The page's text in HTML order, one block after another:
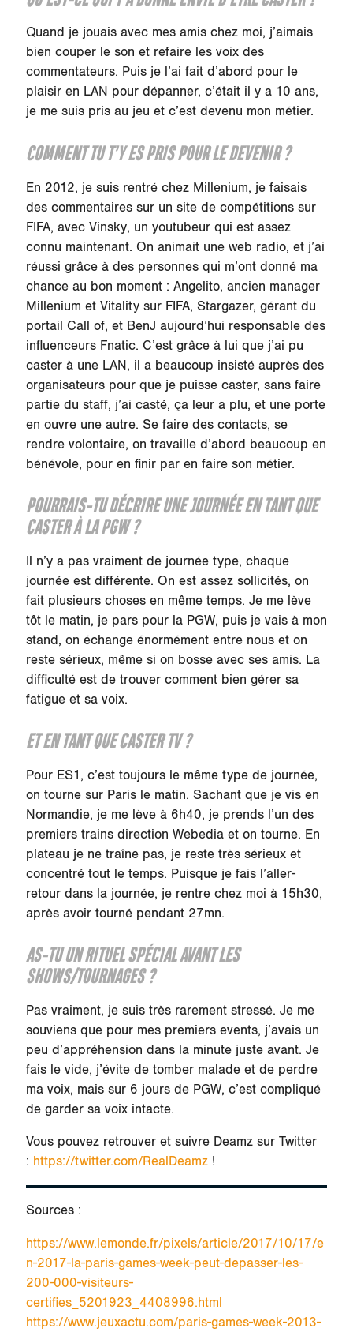
Quand je jouais avec mes amis chez moi, j’aimais
bien couper le son et refaire les voix des
commentateurs. Puis je l’ai fait d’abord pour le
plaisir en LAN pour dépanner, c’était il y a 10 ans,
je me suis pris au jeu et c’est devenu mon métier.
COMMENT TU T’Y ES PRIS POUR LE DEVENIR ?
En 2012, je suis rentré chez Millenium, je faisais
des commentaires sur un site de compétitions sur
FIFA, avec Vinsky, un youtubeur qui est assez
connu maintenant. On animait une web radio, et j’ai
réussi grâce à des personnes qui m’ont donné ma
chance au bon moment : Angelito, ancien manager
Millenium et Vitality sur FIFA, Stargazer, gérant du
portail Call of, et BenJ aujourd’hui responsable des
influenceurs Fnatic. C’est grâce à lui que j’ai pu
caster à une LAN, il a beaucoup insisté auprès des
organisateurs pour que je puisse caster, sans faire
partie du staff, j’ai casté, ça leur a plu, et une porte
en ouvre une autre. Se faire des contacts, se
rendre volontaire, on travaille d’abord beaucoup en
bénévole, pour en finir par en faire son métier.
POURRAIS-TU DÉCRIRE UNE JOURNÉE EN TANT QUE
CASTER À LA PGW ?
Il n’y a pas vraiment de journée type, chaque
journée est différente. On est assez sollicités, on
fait plusieurs choses en même temps. Je me lève
tôt le matin, je pars pour la PGW, puis je vais à mon
stand, on échange énormément entre nous et on
reste sérieux, même si on bosse avec ses amis. La
difficulté est de trouver comment bien gérer sa
fatigue et sa voix.
ET EN TANT QUE CASTER TV ?
Pour ES1, c’est toujours le même type de journée,
on tourne sur Paris le matin. Sachant que je vis en
Normandie, je me lève à 6h40, je prends l’un des
premiers trains direction Webedia et on tourne. En
plateau je ne traîne pas, je reste très sérieux et
concentré tout le temps. Puisque je fais l’aller-
retour dans la journée, je rentre chez moi à 15h30,
après avoir tourné pendant 27mn.
AS-TU UN RITUEL SPÉCIAL AVANT LES
SHOWS/TOURNAGES ?
Pas vraiment, je suis très rarement stressé. Je me
souviens que pour mes premiers events, j’avais un
peu d’appréhension dans la minute juste avant. Je
fais le vide, j’évite de tomber malade et de perdre
ma voix, mais sur 6 jours de PGW, c’est compliqué
de garder sa voix intacte.
Vous pouvez retrouver et suivre Deamz sur Twitter
: https://twitter.com/RealDeamz!
Sources :
https://www.lemonde.fr/pixels/article/2017/10/17/e
n-2017-la-paris-games-week-peut-depasser-les-
200-000-visiteurs-
certifies_5201923_4408996.html
https://www.jeuxactu.com/paris-games-week-2013-